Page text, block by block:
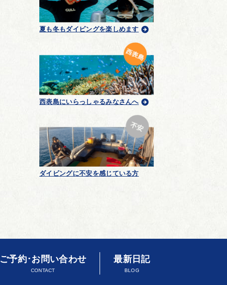
夏も冬もダイビングを楽しめます
西表島にいらっしゃるみなさんへ
ダイビングに不安を感じている方
ご予約･お問い合わせ
CONTACT
最新日記
BLOG